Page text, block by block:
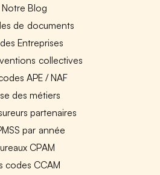
Notre Blog
de documents
Entreprises
collectives
APE / NAF
des métiers
partenaires
par année
CPAM
codes CCAM